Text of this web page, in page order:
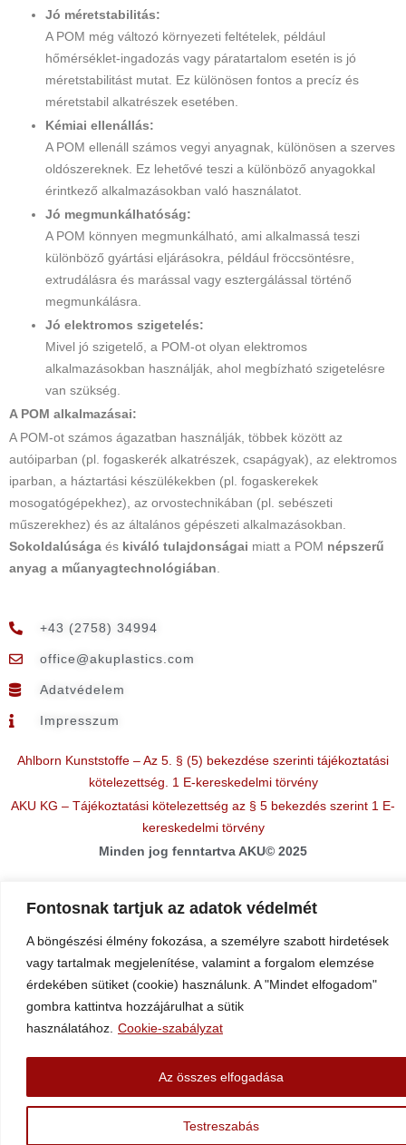
Fontosnak tartjuk az adatok védelmét
A böngészési élmény fokozása, a személyre szabott hirdetések
vagy tartalmak megjelenítése, valamint a forgalom elemzése
érdekében sütiket (cookie) használunk. A "Mindet elfogadom"
gombra kattintva hozzájárulhat a sütik
használatához. Cookie-szabályzat
Testreszabás
Az összes elfogadása
Jó méretstabilitás:
A POM még változó környezeti feltételek, például
hőmérséklet-ingadozás vagy páratartalom esetén is jó
méretstabilitást mutat. Ez különösen fontos a precíz és
méretstabil alkatrészek esetében.
Kémiai ellenállás:
A POM ellenáll számos vegyi anyagnak, különösen a szerves
oldószereknek. Ez lehetővé teszi a különböző anyagokkal
érintkező alkalmazásokban való használatot.
Jó megmunkálhatóság:
A POM könnyen megmunkálható, ami alkalmassá teszi
különböző gyártási eljárásokra, például fröccsöntésre,
extrudálásra és marással vagy esztergálással történő
megmunkálásra.
Jó elektromos szigetelés:
Mivel jó szigetelő, a POM-ot olyan elektromos
alkalmazásokban használják, ahol megbízható szigetelésre
van szükség.
A POM alkalmazásai:
A POM-ot számos ágazatban használják, többek között az
autóiparban (pl. fogaskerék alkatrészek, csapágyak), az elektromos
iparban, a háztartási készülékekben (pl. fogaskerekek
mosogatógépekhez), az orvostechnikában (pl. sebészeti
műszerekhez) és az általános gépészeti alkalmazásokban.
Sokoldalúsága és kiváló tulajdonságai miatt a POM népszerű
anyag a műanyagtechnológiában.
+43 (2758) 34994
moc.scitsalpuka
@eciffo
Adatvédelem
Impresszum
Ahlborn Kunststoffe – Az 5. § (5) bekezdése szerinti tájékoztatási
kötelezettség. 1 E-kereskedelmi törvény
AKU KG – Tájékoztatási kötelezettség az § 5 bekezdés szerint 1 E-
kereskedelmi törvény
Minden jog fenntartva AKU© 2025